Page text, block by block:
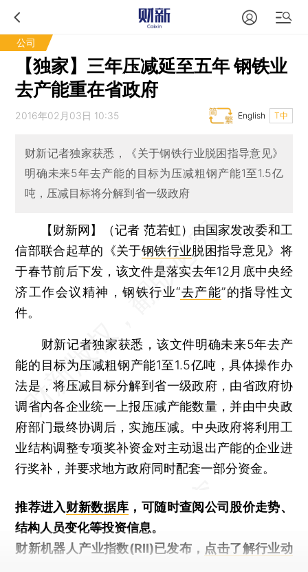
公司
【独家】三年压减延至五年 钢铁业
去产能重在省政府
2016年02月03日 10:35 T中
English
财新记者独家获悉，《关于钢铁行业脱困指导意见》
明确未来5年去产能的目标为压减粗钢产能1至1.5亿
吨，压减目标将分解到省一级政府
【财新网】（记者 范若虹） 由国家发改委和工
信部联合起草的《关于钢铁行业脱困指导意见》将
于春节前后下发，该文件是落实去年12月底中央经
济工作会议精神，钢铁行业“去产能”的指导性文
件。
财新记者独家获悉，该文件明确未来5年去产
能的目标为压减粗钢产能1至1.5亿吨，具体操作办
法是，将压减目标分解到省一级政府，由省政府协
调省内各企业统一上报压减产能数量，并由中央政
府部门最终协调后，实施压减。中央政府将利用工
业结构调整专项奖补资金对主动退出产能的企业进
行奖补，并要求地方政府同时配套一部分资金。
推荐进入财新数据库 ，可随时查阅公司股价走势、
结构人员变化等投资信息。
财新机器人产业指数(RII)已发布， 点击了解行业动